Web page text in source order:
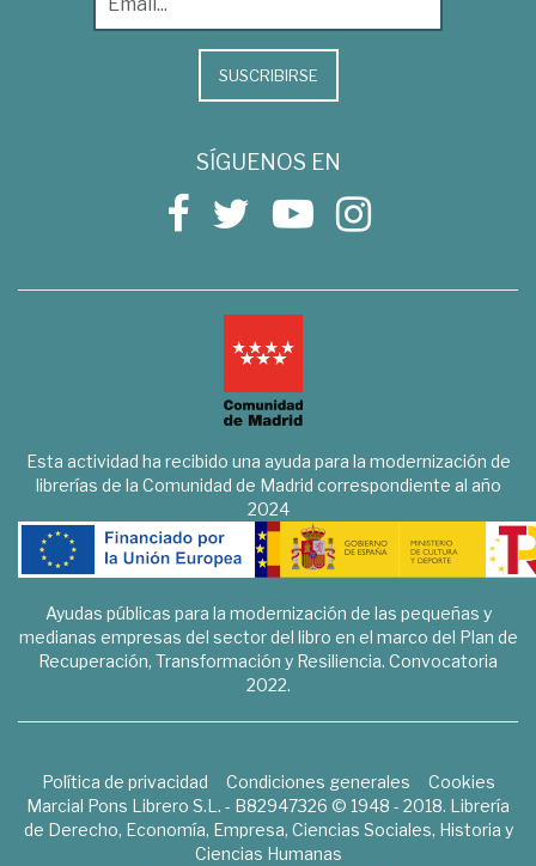
SUSCRIBIRSE
SÍGUENOS EN
Esta actividad ha recibido una ayuda para la modernización de
librerías de la Comunidad de Madrid correspondiente al año
2024
Ayudas públicas para la modernización de las pequeñas y
medianas empresas del sector del libro en el marco del Plan de
Recuperación, Transformación y Resiliencia. Convocatoria
2022.
Política de privacidad Condiciones generales
Cookies
Marcial Pons Librero S.L. - B82947326 © 1948 - 2018. Librería
de Derecho, Economía, Empresa, Ciencias Sociales, Historia y
Ciencias Humanas